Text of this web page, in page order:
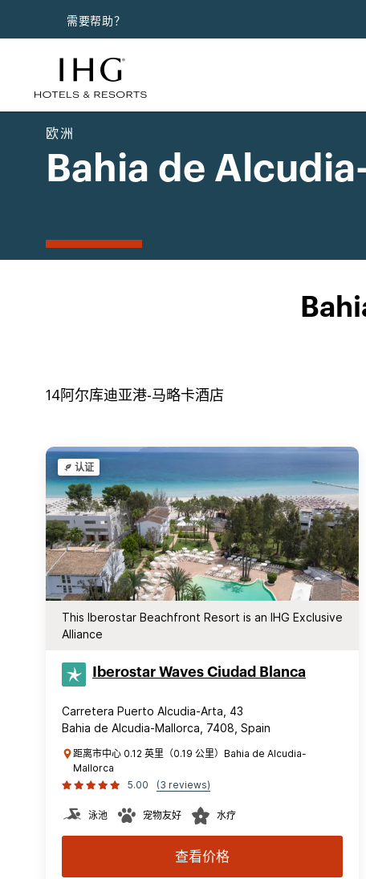
需要帮助？
欧洲
Bahia de
14阿尔库迪亚港-马略卡酒店
认证
This Iberostar Beachfront Resort is an IHG Exclusive
Alliance
Iberostar Waves Ciudad Blanca
Carretera Puerto Alcudia-Arta, 43
Bahia de Alcudia-Mallorca, 7408, Spain
距离市中心 0.12 英里（0.19 公里）Bahia de Alcudia-
Mallorca
5.00
(3 reviews)
泳池 宠物友好 水疗
查看价格